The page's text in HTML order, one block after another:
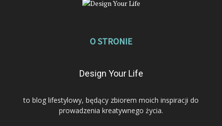
O STRONIE
Design Your Life
to blog lifestylowy, będący zbiorem moich inspiracji do
prowadzenia kreatywnego życia.